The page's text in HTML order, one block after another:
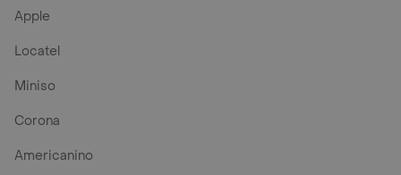
Apple
Locatel
Miniso
Corona
Americanino